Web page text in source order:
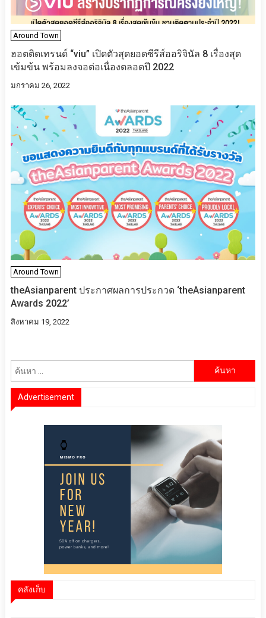
Around Town
ฮอตติด​เทรนด์​ “viu” เปิดตัวสุดยอดซีรีส์ออริจินัล 8 เรื่องสุด
เข้มข้น พร้อมลงจอต่อเนื่องตลอดปี 2022
มกราคม 26, 2022
Around Town
theAsianparent ประกาศผลการประกวด ‘theAsianparent
Awards 2022’
สิงหาคม 19, 2022
Advertisement
คลังเก็บ